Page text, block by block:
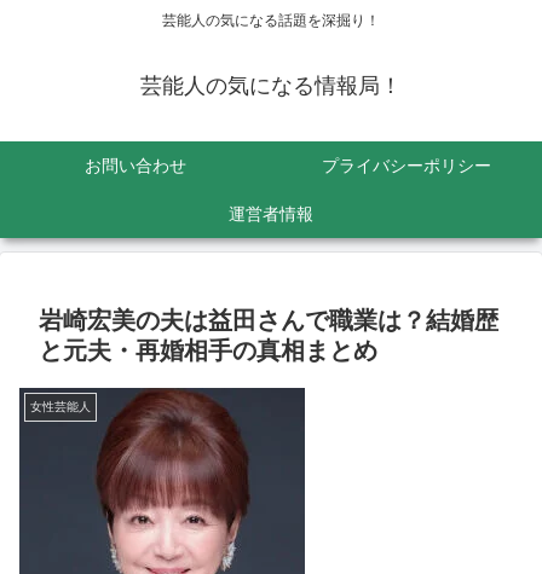
芸能人の気になる話題を深掘り！
芸能人の気になる情報局！
お問い合わせ プライバシーポリシー
運営者情報
岩崎宏美の夫は益田さんで職業は？結婚歴
と元夫・再婚相手の真相まとめ
女性芸能人